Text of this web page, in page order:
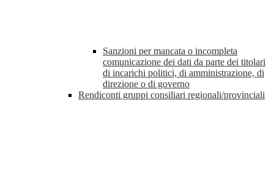
Sanzioni per mancata o incompleta
comunicazione dei dati da parte dei titolari
di incarichi politici, di amministrazione, di
direzione o di governo
Rendiconti gruppi consiliari regionali/provinciali